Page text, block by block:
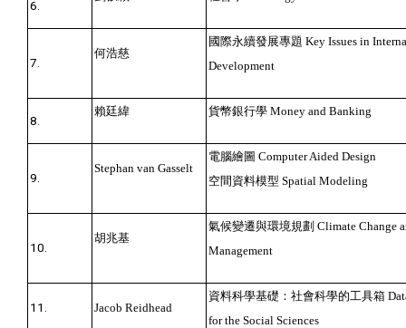
6.
7.
何浩慈
國際永續發展專題 Key Issues in
Development
8.
賴廷緯 貨幣銀行學Money and Banking
9.
Stephan van Gasselt
電腦繪圖 Computer Aided Design
空間資料模型 Spatial Modeling
10.
胡兆基
氣候變遷與環境規劃Climate Change
Management
11. Jacob Reidhead
資料科學基礎：社會科學的工具箱
for the Social Sciences